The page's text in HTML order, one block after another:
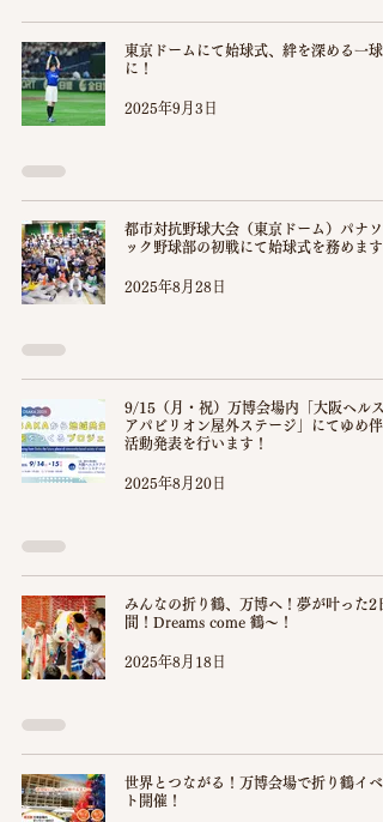
東京ドームにて始球式、絆を深める一球
に！
2025年9月3日
都市対抗野球大会（東京ドーム）パナソ
ック野球部の初戦にて始球式を務めます
2025年8月28日
9/15（月・祝）万博会場内「大阪ヘルス
アパビリオン屋外ステージ」にてゆめ伴
活動発表を行います！
2025年8月20日
みんなの折り鶴、万博へ！夢が叶った2日
間！Dreams come 鶴〜！
2025年8月18日
世界とつながる！万博会場で折り鶴イベ
ト開催！